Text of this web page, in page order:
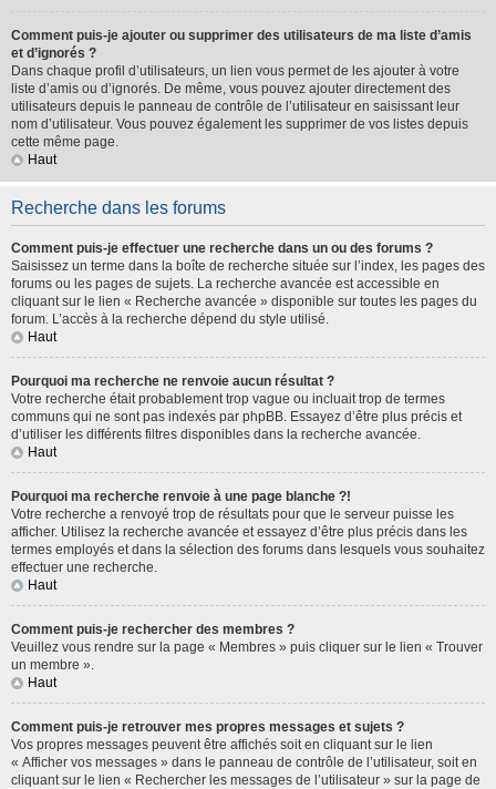
Comment puis-je ajouter ou supprimer des utilisateurs de ma liste d’amis
et d’ignorés ?
Dans chaque profil d’utilisateurs, un lien vous permet de les ajouter à votre
liste d’amis ou d’ignorés. De même, vous pouvez ajouter directement des
utilisateurs depuis le panneau de contrôle de l’utilisateur en saisissant leur
nom d’utilisateur. Vous pouvez également les supprimer de vos listes depuis
cette même page.
Haut
Recherche dans les forums
Comment puis-je effectuer une recherche dans un ou des forums ?
Saisissez un terme dans la boîte de recherche située sur l’index, les pages des
forums ou les pages de sujets. La recherche avancée est accessible en
cliquant sur le lien « Recherche avancée » disponible sur toutes les pages du
forum. L’accès à la recherche dépend du style utilisé.
Haut
Pourquoi ma recherche ne renvoie aucun résultat ?
Votre recherche était probablement trop vague ou incluait trop de termes
communs qui ne sont pas indexés par phpBB. Essayez d’être plus précis et
d’utiliser les différents filtres disponibles dans la recherche avancée.
Haut
Pourquoi ma recherche renvoie à une page blanche ?!
Votre recherche a renvoyé trop de résultats pour que le serveur puisse les
afficher. Utilisez la recherche avancée et essayez d’être plus précis dans les
termes employés et dans la sélection des forums dans lesquels vous souhaitez
effectuer une recherche.
Haut
Comment puis-je rechercher des membres ?
Veuillez vous rendre sur la page « Membres » puis cliquer sur le lien « Trouver
un membre ».
Haut
Comment puis-je retrouver mes propres messages et sujets ?
Vos propres messages peuvent être affichés soit en cliquant sur le lien
« Afficher vos messages » dans le panneau de contrôle de l’utilisateur, soit en
cliquant sur le lien « Rechercher les messages de l’utilisateur » sur la page de